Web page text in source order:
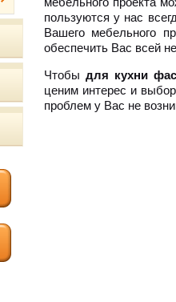
пользуются у нас
Вашего мебельного
обеспечить Вас всей
Чтобы для кухни
ценим интерес и
проблем у Вас не